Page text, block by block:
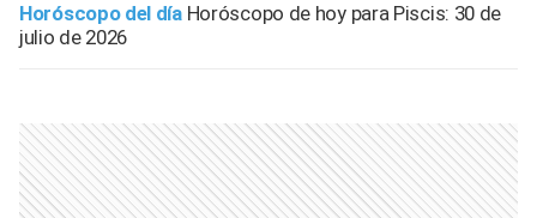
Horóscopo del díaHoróscopo de hoy para Piscis: 30 de
julio de 2026